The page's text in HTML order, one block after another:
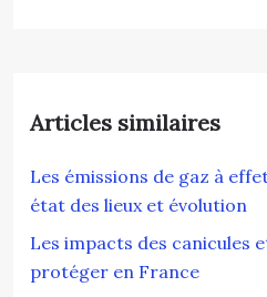
Articles similaires
Les émissions de gaz à
état des lieux et évolution
Les impacts des canicules
protéger en France